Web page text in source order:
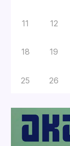
11 12
18 19
25 26